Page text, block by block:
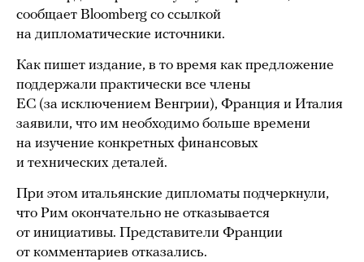
сообщает Bloomberg со ссылкой
на дипломатические источники.
Как пишет издание, в то время как предложение
поддержали практически все члены
ЕС (за исключением Венгрии), Франция и Италия
заявили, что им необходимо больше времени
на изучение конкретных финансовых
и технических деталей.
При этом итальянские дипломаты подчеркнули,
что Рим окончательно не отказывается
от инициативы. Представители Франции
от комментариев отказались.